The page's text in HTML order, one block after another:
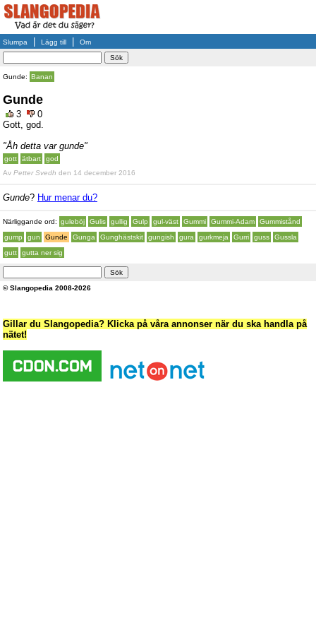
Slumpa Lägg till Om
Gunde: Banan
Gunde
3
0
Gott, god.
"Åh detta var gunde"
gott ätbart
god
Av Petter Svedh den 14 december 2016
Gunde? Hur menar du?
Närliggande ord: guleböj Gulis gullig Gulp gul-väst Gummi Gummi-Adam
Gummistånd
gump
gun Gunde Gunga Gunghästskit gungish gura gurkmeja Gurri guss
Gussla
gutt
gutta ner sig
© Slangopedia 2008-2026
Gillar du Slangopedia? Klicka på våra annonser när du ska handla på
nätet!